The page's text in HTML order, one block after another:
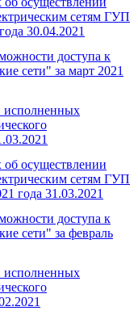
сетям ГУП
30.04.2021
доступа к
сети" за март 2021
исполненных
осуществлении
сетям ГУП
года 31.03.2021
доступа к
сети" за февраль
исполненных